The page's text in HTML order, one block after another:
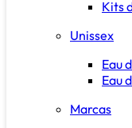
Kits
Unissex
Eau
Eau
Marcas